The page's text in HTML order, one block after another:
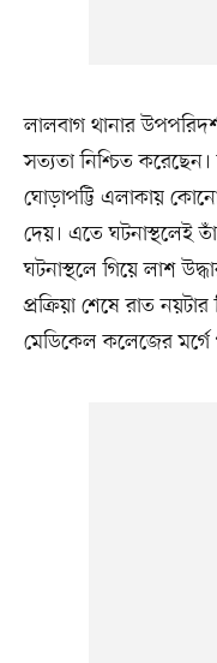
লালবাগ থানার
সত্যতা নিশ্চিত
ঘোড়াপট্টি এলাকায়
দেয়। এতে ঘটনাস্থলেই
ঘটনাস্থলে গিয়ে লাশ
প্রক্রিয়া শেষে রাত
মেডিকেল কলেজের মর্গে